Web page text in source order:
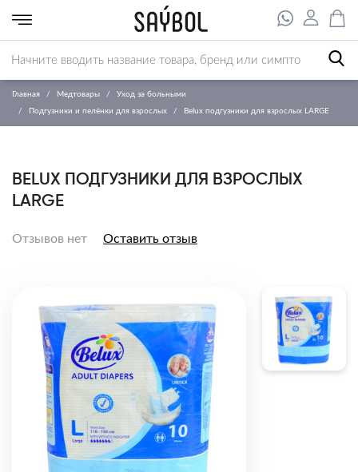
Главная Медтовары Уход за больными
Подгузники и пелёнки для взрослых Belux подгузники для взрослых LARGE
BELUX ПОДГУЗНИКИ ДЛЯ ВЗРОСЛЫХ
LARGE
Отзывов нет Оставить отзыв